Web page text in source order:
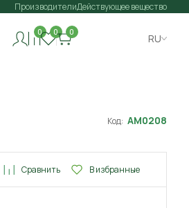
ПроизводителиДействующее вещество
0 0 0
RU
Код: АМ0208
Сравнить В избранные